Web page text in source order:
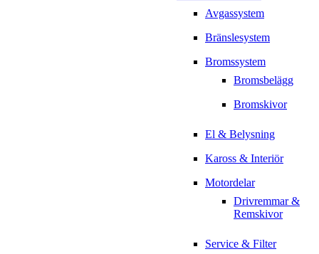
Avgassystem
Bränslesystem
Bromssystem
Bromsbelägg
Bromskivor
El & Belysning
Kaross & Interiör
Motordelar
Drivremmar &
Remskivor
Service & Filter